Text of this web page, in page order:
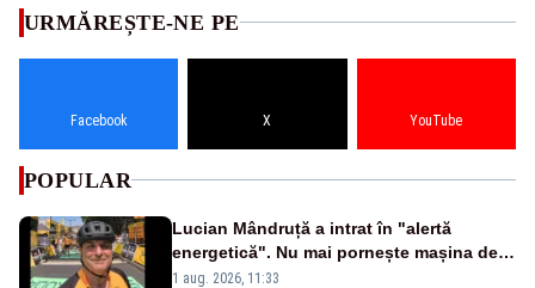
URMĂREȘTE-NE PE
Facebook X YouTube
POPULAR
Lucian Mândruță a intrat în "alertă
energetică". Nu mai pornește mașina de
spălat seara
1 aug. 2026, 11:33